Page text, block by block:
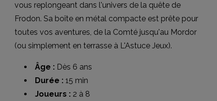
vous replongeant dans l'univers de la quête de
Frodon. Sa boîte en métal compacte est prête pour
toutes vos aventures, de la Comté jusqu'au Mordor
(ou simplement en terrasse à L'Astuce Jeux).
Âge : Dès 6 ans
Durée : 15 min
Joueurs : 2 à 8